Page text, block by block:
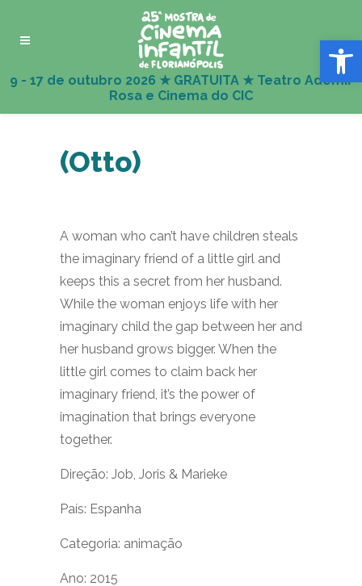
Abrir
(Otto)
A woman who can’t have children steals
the imaginary friend of a little girl and
keeps this a secret from her husband.
While the woman enjoys life with her
imaginary child the gap between her and
her husband grows bigger. When the
little girl comes to claim back her
imaginary friend, it’s the power of
imagination that brings everyone
together.
Direção: Job, Joris & Marieke
País: Espanha
Categoria: animação
Ano: 2015